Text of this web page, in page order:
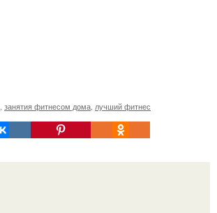
, занятия фитнесом дома, лучший фитнес